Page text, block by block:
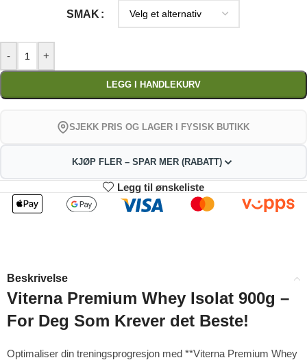
SMAK
- +
LEGG I HANDLEKURV
SJEKK PRIS OG LAGER I FYSISK BUTIKK
KJØP FLER – SPAR MER (RABATT)
2
498.96
kr
3-4
493.92
4%
Legg til ønskeliste
Beskrivelse
Viterna Premium Whey Isolat 900g –
For Deg Som Krever det Beste!
Optimaliser din treningsprogresjon med **Viterna Premium Whey